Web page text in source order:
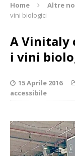
Home Altre
vini biologici
A Vinitaly
i vini
15 Aprile 2016
accessibile